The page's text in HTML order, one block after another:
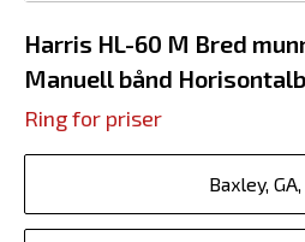
Harris HL-60 M Bred
Manuell bånd
Ring for priser
Baxley, GA,